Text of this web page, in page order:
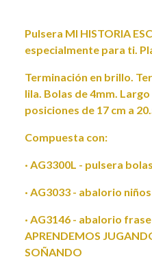
Pulsera MI HISTORIA
especialmente para ti.
Terminación en brillo.
lila. Bolas de 4mm.
posiciones de 17 cm a
Compuesta con:
· AG3300L - pulsera bolas
· AG3033 - abalorio
· AG3146 - abalorio
APRENDEMOS
SOÑANDO